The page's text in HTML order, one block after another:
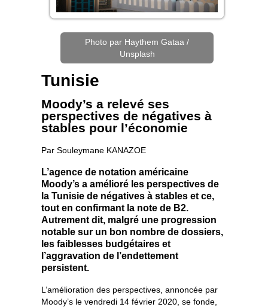
Photo par Haythem Gataa /
Unsplash
Tunisie
Moody’s a relevé ses
perspectives de négatives à
stables pour l’économie
Par Souleymane KANAZOE
L’agence de notation américaine
Moody’s a amélioré les perspectives de
la Tunisie de négatives à stables et ce,
tout en confirmant la note de B2.
Autrement dit, malgré une progression
notable sur un bon nombre de dossiers,
les faiblesses budgétaires et
l’aggravation de l’endettement
persistent.
L’amélioration des perspectives, annoncée par
Moody’s le vendredi 14 février 2020, se fonde,